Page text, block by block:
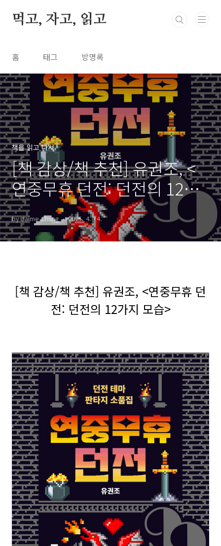
먹고, 자고, 읽고
홈 태그 방명록
책을 읽고 나서
[책 감상/책 추천] 유권조, <
연중무휴 던전: 던전의 12가
지 모습>
by Jaime Chung 2025. 4. 14.
[책 감상/책 추천] 유권조, <연중무휴 던
전: 던전의 12가지 모습>